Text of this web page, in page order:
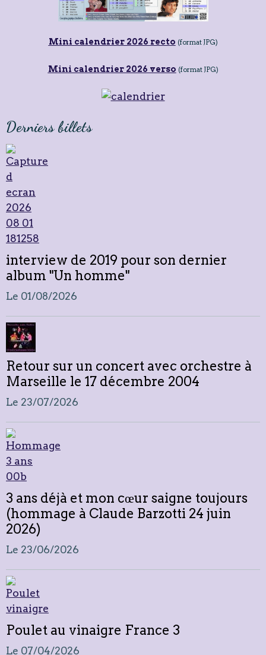
Mini calendrier 2026 recto (format JPG)
Mini calendrier 2026 verso (format JPG)
Derniers billets
interview de 2019 pour son dernier
album "Un homme"
Le 01/08/2026
Retour sur un concert avec orchestre à
Marseille le 17 décembre 2004
Le 23/07/2026
3 ans déjà et mon cœur saigne toujours
(hommage à Claude Barzotti 24 juin
2026)
Le 23/06/2026
Poulet au vinaigre France 3
Le 07/04/2026